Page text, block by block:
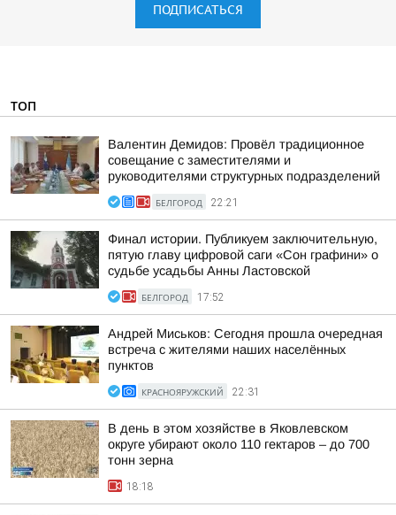
ПОДПИСАТЬСЯ
ТОП
Валентин Демидов: Провёл традиционное
совещание с заместителями и
руководителями структурных подразделений
БЕЛГОРОД 22:21
Финал истории. Публикуем заключительную,
пятую главу цифровой саги «Сон графини» о
судьбе усадьбы Анны Ластовской
БЕЛГОРОД 17:52
Андрей Миськов: Сегодня прошла очередная
встреча с жителями наших населённых
пунктов
КРАСНОЯРУЖСКИЙ 22:31
В день в этом хозяйстве в Яковлевском
округе убирают около 110 гектаров – до 700
тонн зерна
18:18